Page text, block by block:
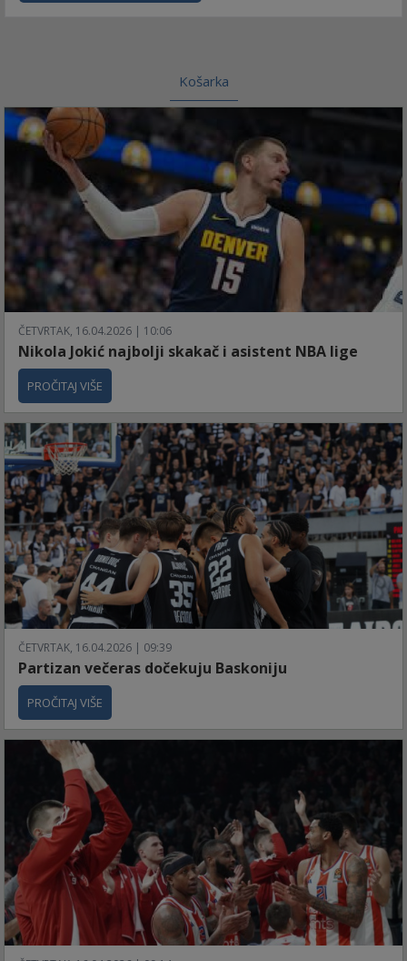
Košarka
ČETVRTAK, 16.04.2026 | 10:06
Nikola Jokić najbolji skakač i asistent NBA lige
PROČITAJ VIŠE
ČETVRTAK, 16.04.2026 | 09:39
Partizan večeras dočekuju Baskoniju
PROČITAJ VIŠE